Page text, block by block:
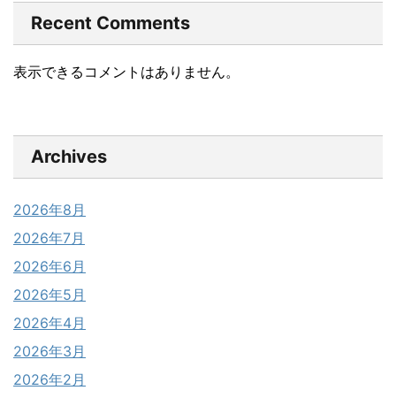
Recent Comments
表示できるコメントはありません。
Archives
2026年8月
2026年7月
2026年6月
2026年5月
2026年4月
2026年3月
2026年2月